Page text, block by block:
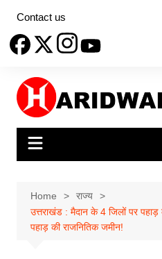
content
Contact us
Home
राज्य
उत्तराखंड : मैदान के 4 जिलों पर
पहाड़ की राजनितिक जमीन!